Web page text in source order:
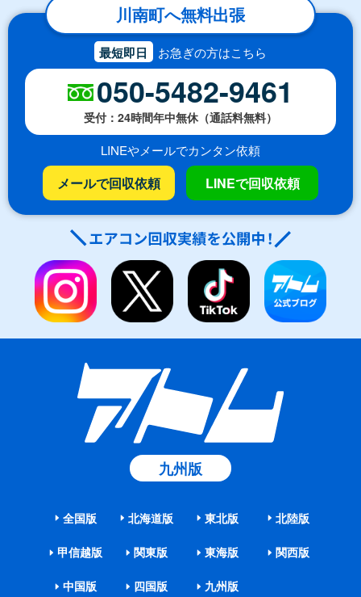
川南町へ無料出張
最短即日 お急ぎの方はこちら
050-5482-9461
受付：24時間年中無休（通話料無料）
LINEやメールでカンタン依頼
メールで回収依頼 LINEで回収依頼
九州版
全国版 北海道版 東北版 北陸版
甲信越版 関東版 東海版 関西版
中国版 四国版 九州版